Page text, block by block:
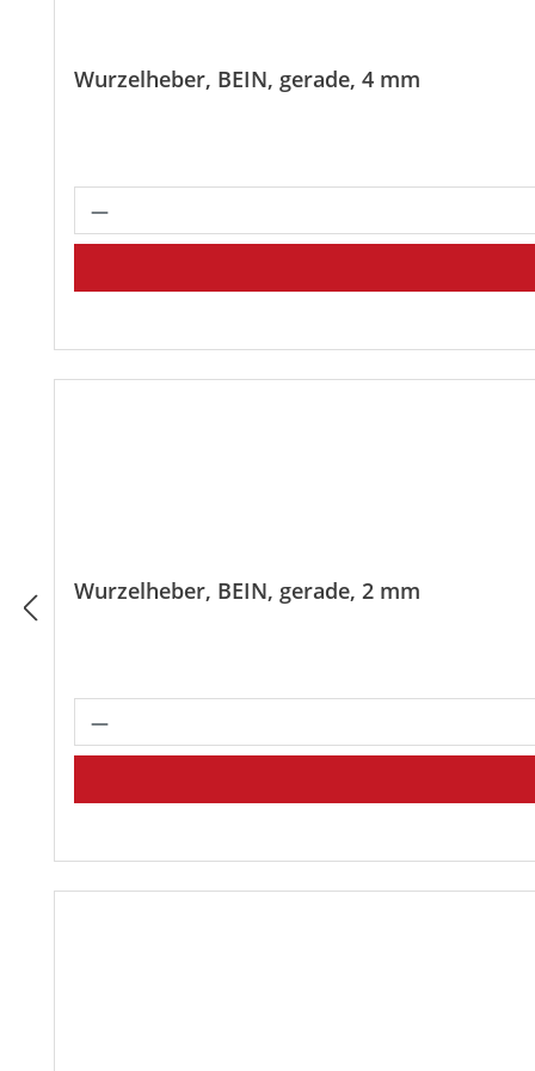
Wurzelheber, BEIN, gerade, 4 mm
Produkt Anzahl: Gib den
Wurzelheber, BEIN, gerade, 2 mm
Produkt Anzahl: Gib den